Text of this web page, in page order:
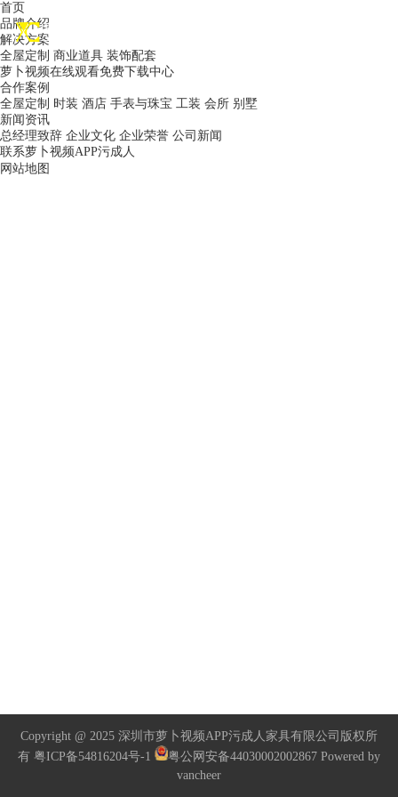
首页
品牌介绍
解决方案
全屋定制 商业道具 装饰配套
萝卜视频在线观看免费下载中心
合作案例
全屋定制 时装 酒店 手表与珠宝 工装 会所 别墅
新闻资讯
总经理致辞 企业文化 企业荣誉 公司新闻
联系萝卜视频APP污成人
Copyright @ 2025 深圳市萝卜视频APP污成人家具有限公司版权所
有 粤ICP备54816204号-1 粤公网安备44030002002867 Powered by
vancheer
网站地图